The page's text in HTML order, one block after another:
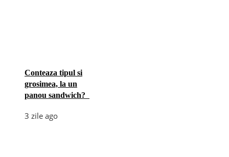
Conteaza tipul si
grosimea, la un
panou sandwich?
3 zile ago